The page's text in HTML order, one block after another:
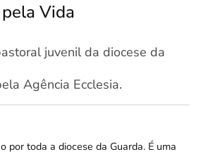
Vida
juvenil da diocese da
Agência Ecclesia.
por toda a diocese da Guarda. É uma